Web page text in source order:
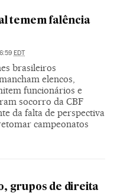
temem falência
EDT
brasileiros
elencos,
funcionários e
socorro da CBF
da falta de perspectiva
campeonatos
grupos de direita